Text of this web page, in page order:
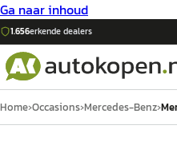
Ga naar inhoud
1.656erkende dealers
Home›Occasions›Mercedes-Benz›